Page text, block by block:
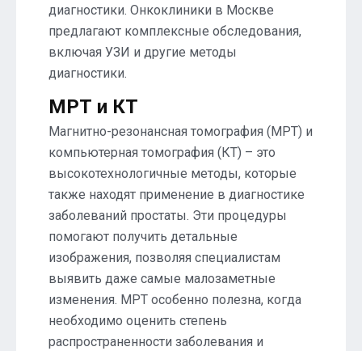
диагностики. Онкоклиники в Москве
предлагают комплексные обследования,
включая УЗИ и другие методы
диагностики.
МРТ и КТ
Магнитно-резонансная томография (МРТ) и
компьютерная томография (КТ) – это
высокотехнологичные методы, которые
также находят применение в диагностике
заболеваний простаты. Эти процедуры
помогают получить детальные
изображения, позволяя специалистам
выявить даже самые малозаметные
изменения. МРТ особенно полезна, когда
необходимо оценить степень
распространенности заболевания и